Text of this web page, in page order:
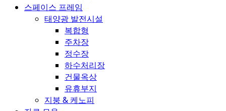
스페이스 프레임
태양광 발전시설
복합형
주차장
정수장
하수처리장
건물옥상
유휴부지
지붕 & 케노피